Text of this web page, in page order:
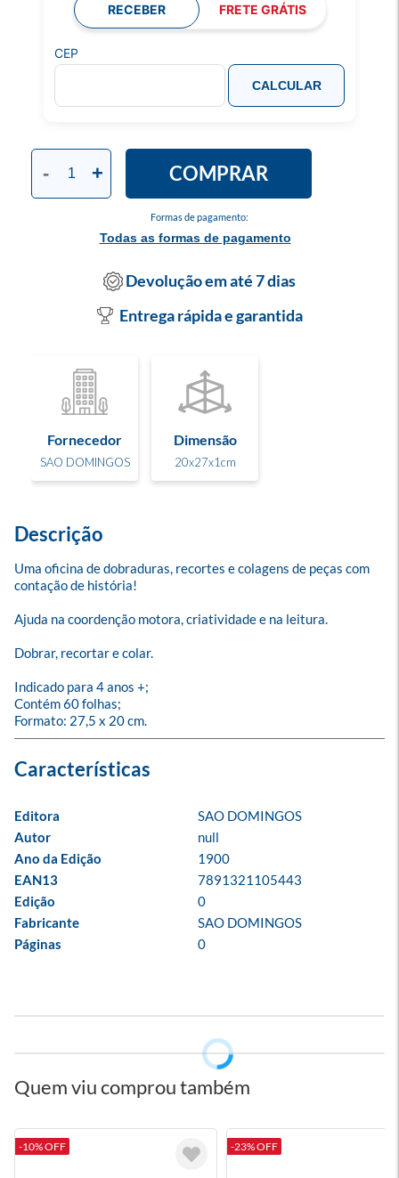
Formas de pagamento:
Todas as formas de pagamento
- + COMPRAR
RECEBER FRETE GRÁTIS
CEP
CALCULAR
Devolução em até 7 dias
Entrega rápida e garantida
Fornecedor
SAO DOMINGOS
Dimensão
20x27x1cm
Descrição
Uma oficina de dobraduras, recortes e colagens de peças com
contação de história!
Ajuda na coordenção motora, criatividade e na leitura.
Dobrar, recortar e colar.
Indicado para 4 anos +;
Contém 60 folhas;
Formato: 27,5 x 20 cm.
Editora
SAO DOMINGOS
Autor
null
Ano da Edição
1900
EAN13
7891321105443
Edição
0
Fabricante
SAO DOMINGOS
Páginas
0
Quem viu comprou também
-10% OFF -23% OFF